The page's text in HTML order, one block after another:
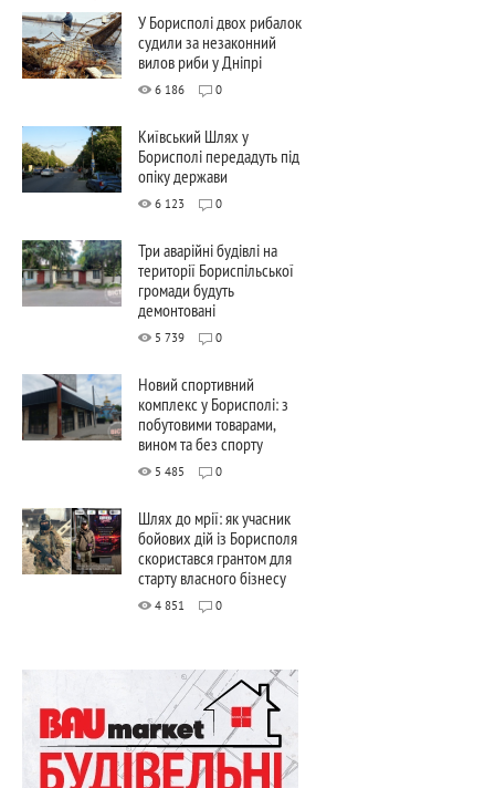
У Борисполі двох рибалок
судили за незаконний
вилов риби у Дніпрі
6 186 0
Київський Шлях у
Борисполі передадуть під
опіку держави
6 123 0
Три аварійні будівлі на
території Бориспільської
громади будуть
демонтовані
5 739 0
Новий спортивний
комплекс у Борисполі: з
побутовими товарами,
вином та без спорту
5 485 0
Шлях до мрії: як учасник
бойових дій із Борисполя
скористався грантом для
старту власного бізнесу
4 851 0